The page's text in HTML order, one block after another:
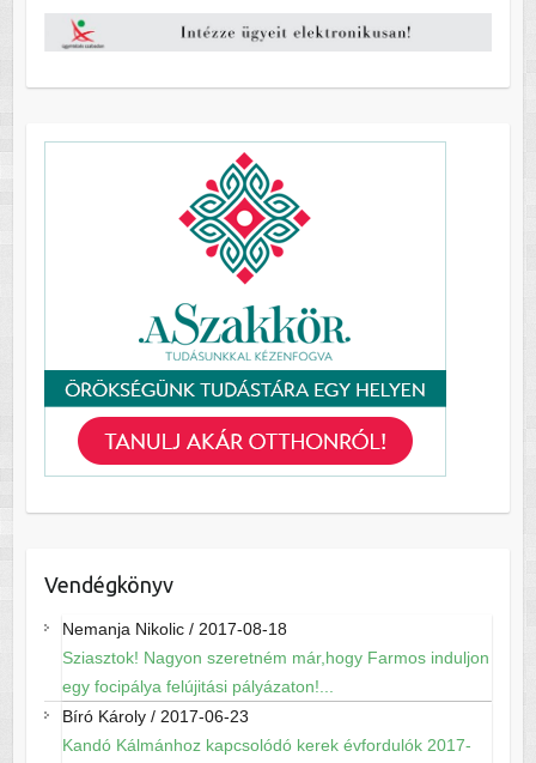
Vendégkönyv
Nemanja Nikolic/ 2017-08-18
Sziasztok! Nagyon szeretném már,hogy Farmos induljon
egy focipálya felújitási pályázaton!...
Bíró Károly/ 2017-06-23
Kandó Kálmánhoz kapcsolódó kerek évfordulók 2017-